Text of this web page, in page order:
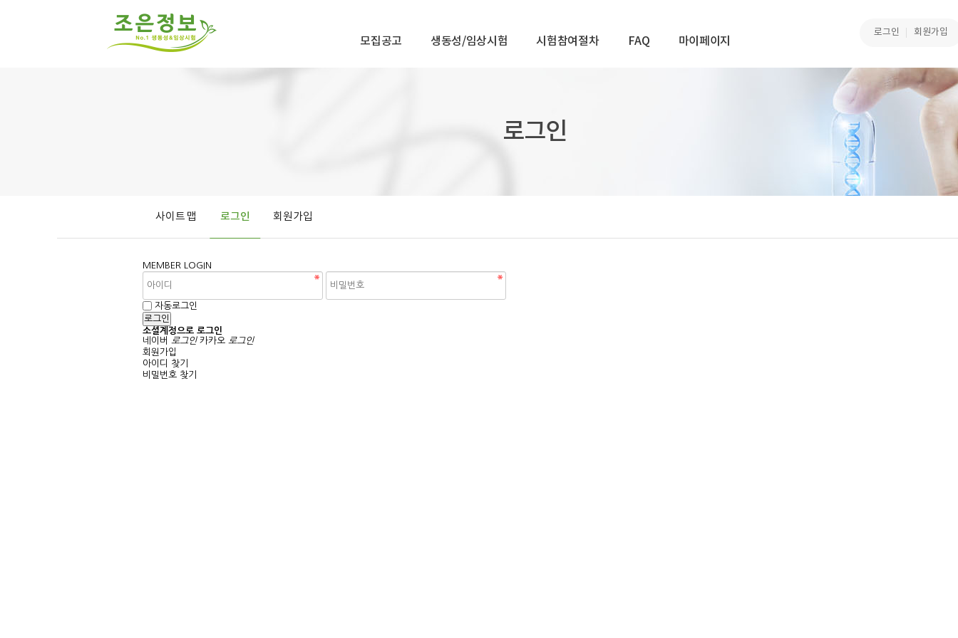
모집공고 생동성/임상시험 시험참여절차 FAQ 마이페이지
로그인 회원가입
로그인
사이트 맵 로그인 회원가입
MEMBER LOGIN
자동로그인
소셜계정으로 로그인
네이버
로그인 카카오 로그인
회원가입
아이디 찾기
비밀번호 찾기